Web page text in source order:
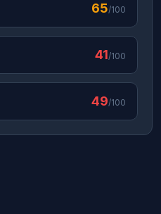
65/100
41/100
49/100